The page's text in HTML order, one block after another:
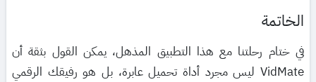
الخاتمة
في ختام رحلتنا مع هذا التطبيق المذهل، يمكن القول بثقة أن
VidMate ليس مجرد أداة تحميل عابرة، بل هو رفيقك الرقمي